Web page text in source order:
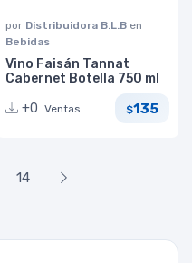
por Distribuidora B.L.B en
Bebidas
Vino Faisán Tannat
Cabernet Botella 750 ml
+0 Ventas $135
14